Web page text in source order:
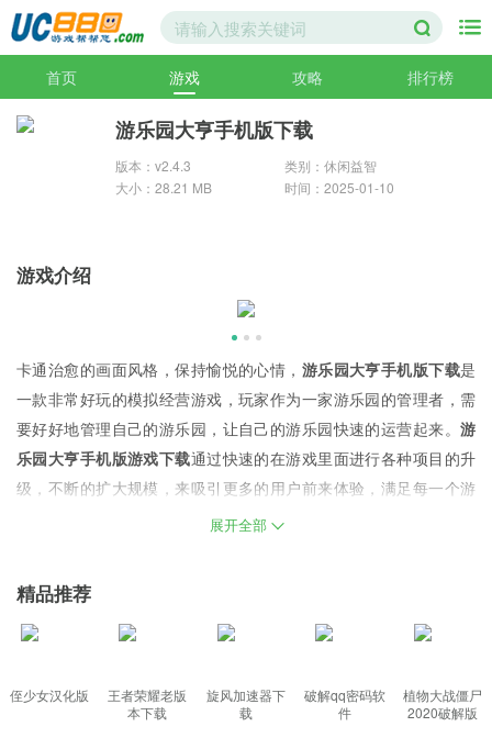
首页 游戏 攻略 排行榜
游乐园大亨手机版下载
版本：v2.4.3
类别：休闲益智
大小：28.21 MB
时间：2025-01-10
游戏介绍
卡通治愈的画面风格，保持愉悦的心情， 游乐园大亨手机版下载是
一款非常好玩的模拟经营游戏，玩家作为一家游乐园的管理者，需
要好好地管理自己的游乐园，让自己的游乐园快速的运营起来。 游
乐园大亨手机版游戏下载通过快速的在游戏里面进行各种项目的升
级，不断的扩大规模，来吸引更多的用户前来体验，满足每一个游
客的需求，感兴趣的朋友欢迎来本站下载体验。
留意园区内随时可能出现的神秘旅行团，奖励丰富，不要错过。
建造最好的天堂，让全世界都知道你的天堂，赚很多钱，成为世界
雇佣一些员工来帮你，丰富的娱乐项目吸引了很多游客前来游玩。
精致细致的游戏画面设计，这里的工作人员可以帮助您管理整个游
展开全部
精品推荐
侄少女汉化版
王者荣耀老版
本下载
旋风加速器下
载
破解qq密码软
件
植物大战僵尸
2020破解版